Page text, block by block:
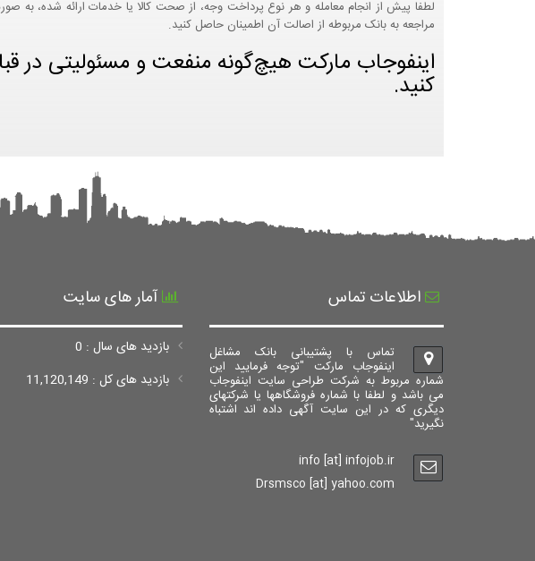
لطفا پیش از انجام معامله و هر نوع پرداخت وجه، از صحت کالا یا خدمات ارائه شده، به
مراجعه به بانک مربوطه از اصالت آن اطمینان حاصل کنید.
اینفوجاب مارکت هیچ‌گونه منفعت و مسئولیتی در
کنید.
اطلاعات تماس
تماس با پشتیبانی بانک مشاغل
اینفوجاب مارکت "توجه فرمایید این
شماره مربوط به شرکت طراحی سایت اینفوجاب
می باشد و لطفا با شماره فروشگاهها یا شرکتهای
دیگری که در این سایت آگهی داده اند اشتباه
نگیرید"
info [at] infojob.ir
Drsmsco [at] yahoo.com
آمار های سایت
بازدید های سال : 0
بازدید های کل : 11,120,149